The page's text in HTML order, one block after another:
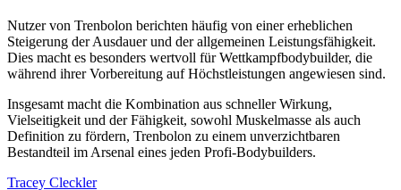
Nutzer von Trenbolon berichten häufig von einer erheblichen
Steigerung der Ausdauer und der allgemeinen Leistungsfähigkeit.
Dies macht es besonders wertvoll für Wettkampfbodybuilder, die
während ihrer Vorbereitung auf Höchstleistungen angewiesen sind.
Insgesamt macht die Kombination aus schneller Wirkung,
Vielseitigkeit und der Fähigkeit, sowohl Muskelmasse als auch
Definition zu fördern, Trenbolon zu einem unverzichtbaren
Bestandteil im Arsenal eines jeden Profi-Bodybuilders.
Tracey Cleckler